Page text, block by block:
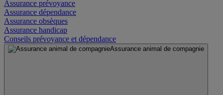
Assurance prévoyance
Assurance dépendance
Assurance obsèques
Assurance handicap
Conseils prévoyance et dépendance
Assurance animal de compagnie